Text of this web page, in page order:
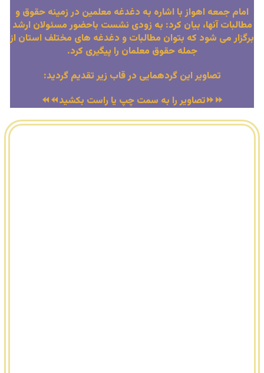
امام جمعه اهواز با اشاره به دغدغه معلمین در زمینه حقوق و
مطالبات آنها، بیان کرد: به زودی نشست باحضور مسئولان ارشد
برگزار می شود که بتوان مطالبات و دغدغه های مختلف استان از
جمله حقوق معلمان را پیگیری کرد.
تصاویر این گردهمایی در قاب زیر تقدیم گردید:
⏩⏩تصاویر را به سمت چپ یا راست بکشید⏪⏪